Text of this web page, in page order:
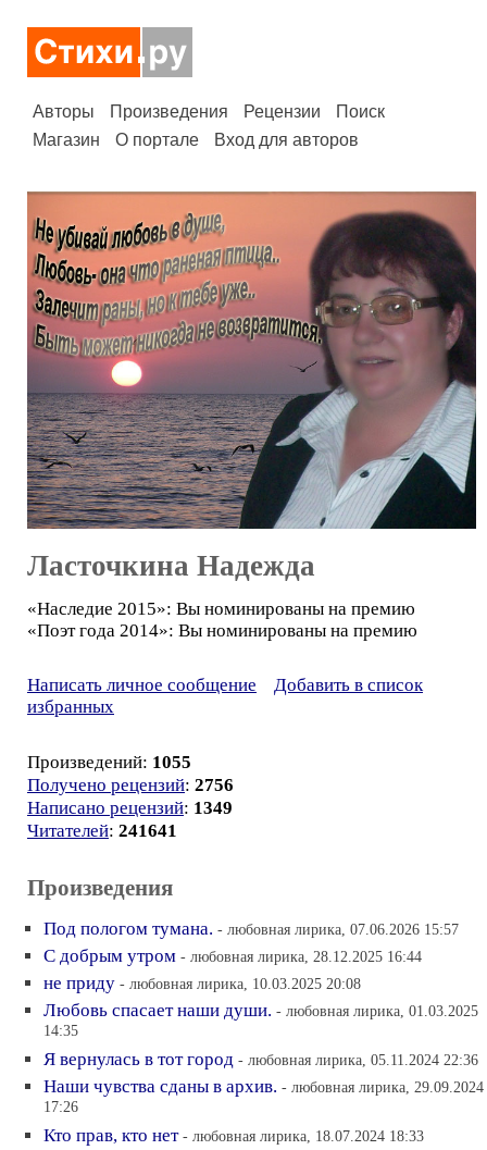
Авторы Произведения Рецензии
Поиск
Магазин
О портале Вход для авторов
Ласточкина Надежда
«Наследие 2015»: Вы номинированы на премию
«Поэт года 2014»: Вы номинированы на премию
Написать личное сообщение
Добавить в список
избранных
Произведений: 1055
Получено рецензий: 2756
Написано рецензий: 1349
Читателей: 241641
Произведения
Под пологом тумана. - любовная лирика, 07.06.2026 15:57
С добрым утром - любовная лирика, 28.12.2025 16:44
не приду - любовная лирика, 10.03.2025 20:08
Любовь спасает наши души. - любовная лирика, 01.03.2025
14:35
Я вернулась в тот город - любовная лирика, 05.11.2024 22:36
Наши чувства сданы в архив. - любовная лирика, 29.09.2024
17:26
Кто прав, кто нет - любовная лирика, 18.07.2024 18:33